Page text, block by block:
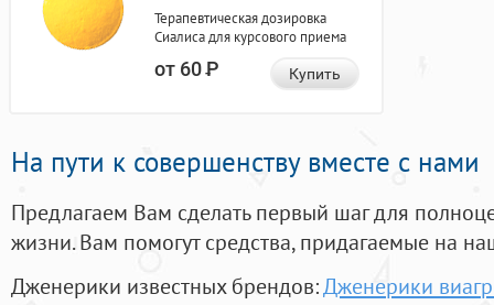
Терапевтическая дозировка
Сиалиса для курсового приема
от 60Р Купить
На пути к совершенству вместе с нами
Предлагаем Вам сделать первый шаг для
жизни. Вам помогут средства, придагаемые на
Дженерики известных брендов:Дженерики